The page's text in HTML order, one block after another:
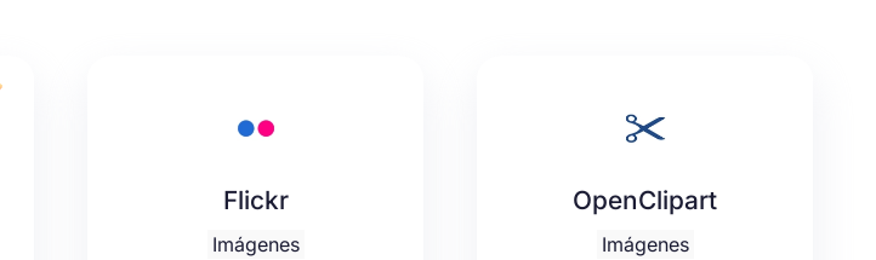
Flickr
Imágenes
OpenClipart
Imágenes